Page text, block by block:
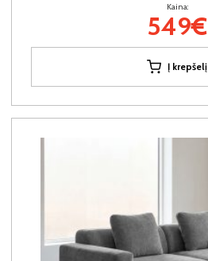
Kaina:
549€
Į krepšelį